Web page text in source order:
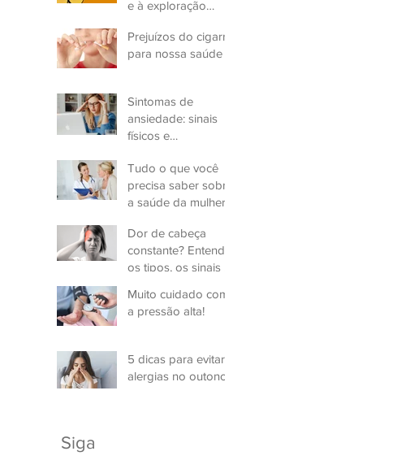
e à exploração
Prejuízos do cigarro
para nossa saúde
Sintomas de
ansiedade: sinais
físicos e
Tudo o que você
precisa saber sobre
a saúde da mulher
Dor de cabeça
constante? Entenda
os tipos, os sinais e
Muito cuidado com
a pressão alta!
5 dicas para evitar
alergias no outono
Siga